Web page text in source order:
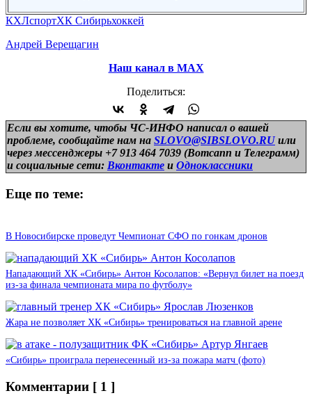
КХЛспортХК Сибирьхоккей
Андрей Верещагин
Наш канал в МАХ
Поделиться:
Если вы хотите, чтобы ЧС-ИНФО написал о вашей
проблеме, сообщайте нам на SLOVO@SIBSLOVO.RU или
через мессенджеры +7 913 464 7039 (Вотсапп и Телеграмм)
и социальные сети: Вконтакте и Одноклассники
Еще по теме:
В Новосибирске проведут Чемпионат СФО по гонкам дронов
Нападающий ХК «Сибирь» Антон Косолапов: «Вернул билет на поезд
из-за финала чемпионата мира по футболу»
Жара не позволяет ХК «Сибирь» тренироваться на главной арене
«Сибирь» проиграла перенесенный из-за пожара матч (фото)
Комментарии [ 1 ]